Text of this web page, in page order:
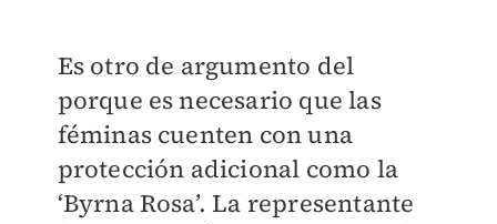
Es otro de argumento del
porque es necesario que las
féminas cuenten con una
protección adicional como la
‘Byrna Rosa’. La representante